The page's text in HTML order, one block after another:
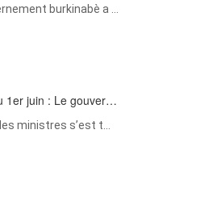
burkinabè a …
1er juin : Le gouver…
ministres s’est t…